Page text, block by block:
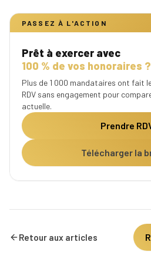
PASSEZ À L'ACTION
Prêt à exercer avec
100 % de vos honoraires ?
Plus de 1 000 mandataires ont fait
RDV sans engagement pour
actuelle.
Prendre
Télécharger la
Retour aux articles